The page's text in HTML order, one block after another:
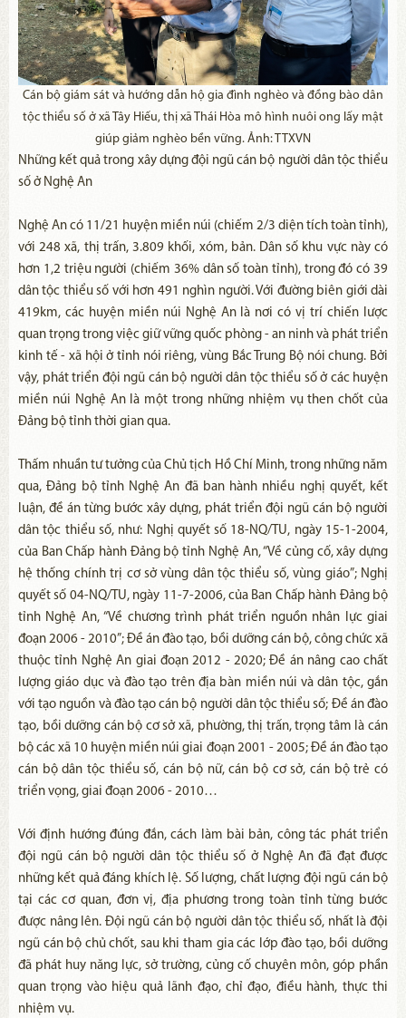
Cán bộ giám sát và hướng dẫn hộ gia đình nghèo và đồng bào dân
tộc thiểu số ở xã Tây Hiếu, thị xã Thái Hòa mô hình nuôi ong lấy mật
giúp giảm nghèo bền vững. Ảnh: TTXVN
Những kết quả trong xây dựng đội ngũ cán bộ người dân tộc thiểu
số ở Nghệ An
Nghệ An có 11/21 huyện miền núi (chiếm 2/3 diện tích toàn tỉnh),
với 248 xã, thị trấn, 3.809 khối, xóm, bản. Dân số khu vực này có
hơn 1,2 triệu người (chiếm 36% dân số toàn tỉnh), trong đó có 39
dân tộc thiểu số với hơn 491 nghìn người. Với đường biên giới dài
419km, các huyện miền núi Nghệ An là nơi có vị trí chiến lược
quan trọng trong việc giữ vững quốc phòng - an ninh và phát triển
kinh tế - xã hội ở tỉnh nói riêng, vùng Bắc Trung Bộ nói chung. Bởi
vậy, phát triển đội ngũ cán bộ người dân tộc thiểu số ở các huyện
miền núi Nghệ An là một trong những nhiệm vụ then chốt của
Đảng bộ tỉnh thời gian qua.
Thấm nhuần tư tưởng của Chủ tịch Hồ Chí Minh, trong những năm
qua, Đảng bộ tỉnh Nghệ An đã ban hành nhiều nghị quyết, kết
luận, đề án từng bước xây dựng, phát triển đội ngũ cán bộ người
dân tộc thiểu số, như: Nghị quyết số 18-NQ/TU, ngày 15-1-2004,
của Ban Chấp hành Đảng bộ tỉnh Nghệ An, “Về củng cố, xây dựng
hệ thống chính trị cơ sở vùng dân tộc thiểu số, vùng giáo”; Nghị
quyết số 04-NQ/TU, ngày 11-7-2006, của Ban Chấp hành Đảng bộ
tỉnh Nghệ An, “Về chương trình phát triển nguồn nhân lực giai
đoạn 2006 - 2010”; Đề án đào tạo, bồi dưỡng cán bộ, công chức xã
thuộc tỉnh Nghệ An giai đoạn 2012 - 2020; Đề án nâng cao chất
lượng giáo dục và đào tạo trên địa bàn miền núi và dân tộc, gắn
với tạo nguồn và đào tạo cán bộ người dân tộc thiểu số; Đề án đào
tạo, bồi dưỡng cán bộ cơ sở xã, phường, thị trấn, trọng tâm là cán
bộ các xã 10 huyện miền núi giai đoạn 2001 - 2005; Đề án đào tạo
cán bộ dân tộc thiểu số, cán bộ nữ, cán bộ cơ sở, cán bộ trẻ có
triển vọng, giai đoạn 2006 - 2010…
Với định hướng đúng đắn, cách làm bài bản, công tác phát triển
đội ngũ cán bộ người dân tộc thiểu số ở Nghệ An đã đạt được
những kết quả đáng khích lệ. Số lượng, chất lượng đội ngũ cán bộ
tại các cơ quan, đơn vị, địa phương trong toàn tỉnh từng bước
được nâng lên. Đội ngũ cán bộ người dân tộc thiểu số, nhất là đội
ngũ cán bộ chủ chốt, sau khi tham gia các lớp đào tạo, bồi dưỡng
đã phát huy năng lực, sở trường, củng cố chuyên môn, góp phần
quan trọng vào hiệu quả lãnh đạo, chỉ đạo, điều hành, thực thi
nhiệm vụ.